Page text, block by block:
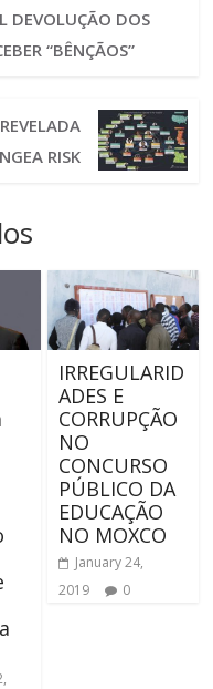
DEVOLUÇÃO DOS
“BÊNÇÃOS”
RISK
IRREGULARID
ADES E
CORRUPÇÃO
NO
CONCURSO
PÚBLICO DA
EDUCAÇÃO
NO MOXCO
January 24,
2019
0